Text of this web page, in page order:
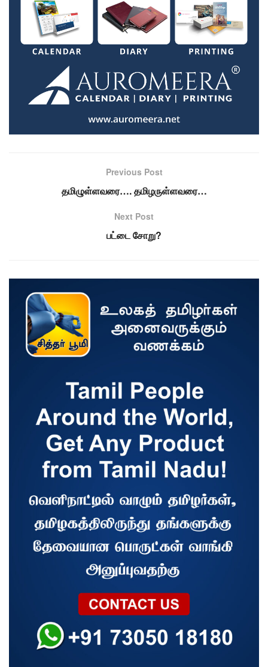
Previous Post
தமிழுள்ளவரை…. தமிழருள்ளவரை…
Next Post
பட்டை சோறு?